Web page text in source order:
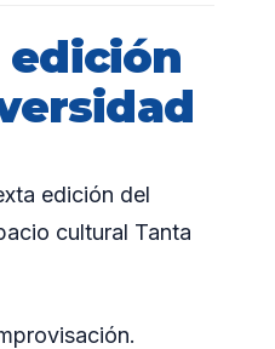
edición
edición del
cultural Tanta